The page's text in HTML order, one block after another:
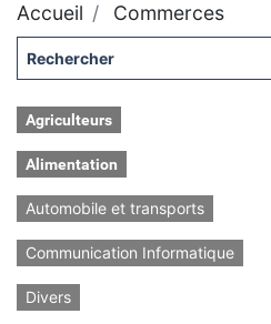
Accueil Commerces
Agriculteurs
Alimentation
Automobile et transports
Communication Informatique
Divers